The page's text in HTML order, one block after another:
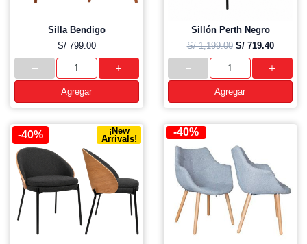
Silla Bendigo
S/ 799.00
Agregar
Sillón Perth Negro
S/ 1,199.00 S/ 719.40
Agregar
-40%
¡New
Arrivals!
-40%